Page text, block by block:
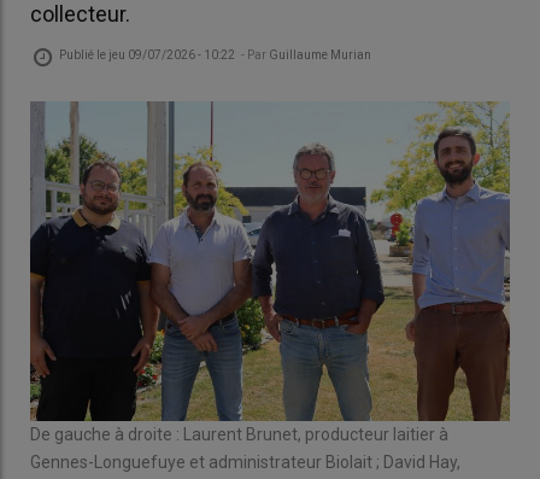
collecteur.
Publié le jeu 09/07/2026 - 10:22 - Par Guillaume Murian
De gauche à droite : Laurent Brunet, producteur laitier à
Gennes-Longuefuye et administrateur Biolait ; David Hay,